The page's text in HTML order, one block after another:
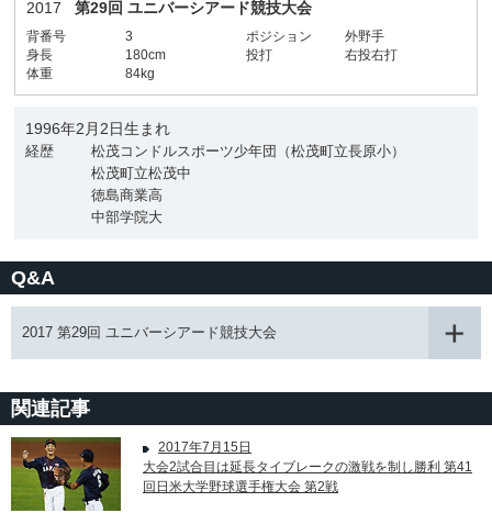
2017 第29回 ユニバーシアード競技大会
背番号 3 ポジション
外野手
身長
180cm 投打
右投右打
体重
84kg
1996年2月2日生まれ
経歴
松茂コンドルスポーツ少年団（松茂町立長原小）
松茂町立松茂中
徳島商業高
中部学院大
Q&A
2017 第29回 ユニバーシアード競技大会
関連記事
2017年7月15日
大会2試合目は延長タイブレークの激戦を制し勝利 第41
回日米大学野球選手権大会 第2戦